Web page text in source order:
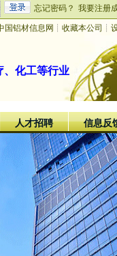
忘记密码？ 我要注册
国铝材信息网 ┊ 收藏本公司 ┊
、化工等行业
人才招聘 信息反